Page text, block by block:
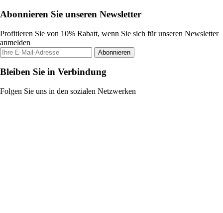
Abonnieren Sie unseren Newsletter
Profitieren Sie von 10% Rabatt, wenn Sie sich für unseren Newsletter
anmelden
Abonnieren
Bleiben Sie in Verbindung
Folgen Sie uns in den sozialen Netzwerken